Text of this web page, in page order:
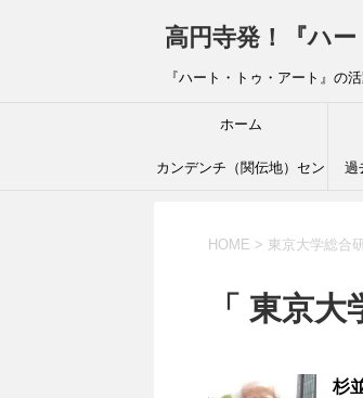
高円寺発！『ハ
『ハート・トゥ・アート』の
ホーム
カンデンチ（関伝地）セン 過
HOME > 東京大学総合
「 東京
杉